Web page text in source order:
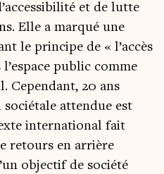
et de lutte
Elle a mar­qué une
le prin­cipe de « l’accès
public comme
Cepen­dant, 20 ans
atten­due est
inter­na­tio­nal fait
retours en arrière
objec­tif de socié­té